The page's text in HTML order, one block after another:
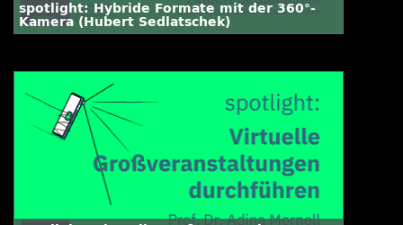
spotlight: Hybride Formate mit der 360°-
Kamera (Hubert Sedlatschek)